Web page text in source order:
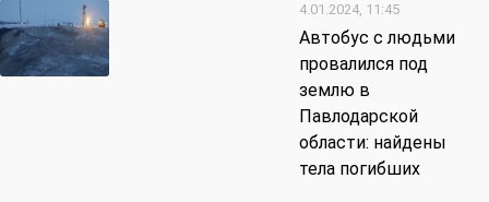
4.01.2024, 11:45
Автобус с людьми
провалился под
землю в
Павлодарской
области: найдены
тела погибших